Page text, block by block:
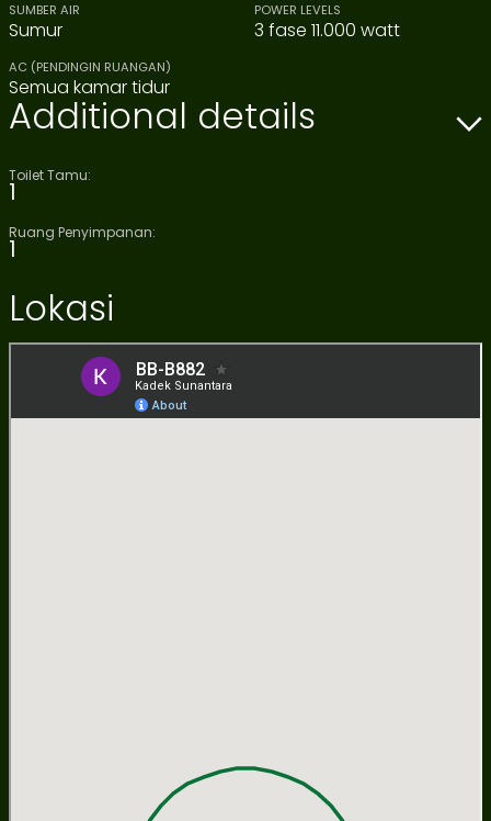
SUMBER AIR
Sumur
POWER LEVELS
3 fase 11.000 watt
AC (PENDINGIN RUANGAN)
Semua kamar tidur
Additional details
Toilet Tamu:
1
Ruang Penyimpanan:
1
Lokasi